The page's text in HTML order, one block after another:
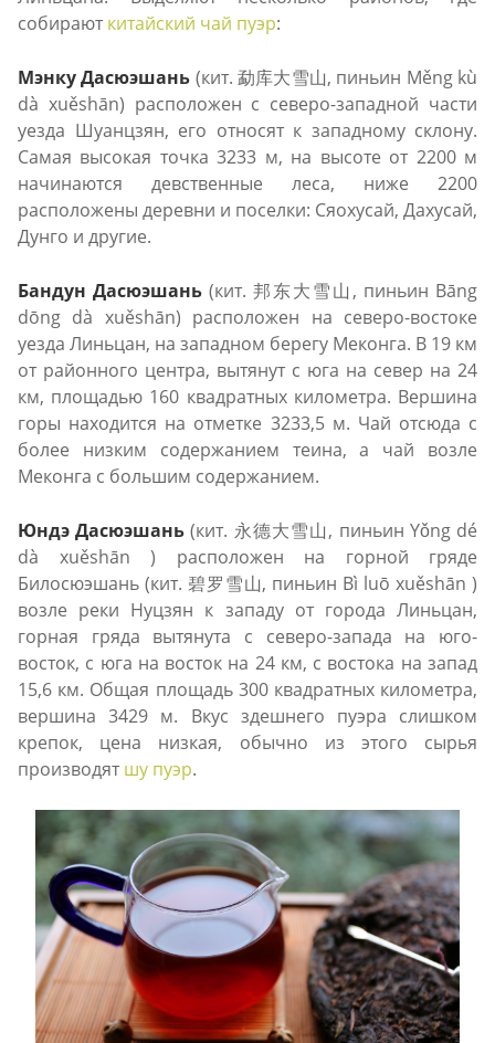
собираюткитайский чай пуэр:
Мэнку Дасюэшань (кит. 勐库大雪山, пиньин Měng kù
dà xuěshān) расположен с северо-западной части
уезда Шуанцзян, его относят к западному склону.
Самая высокая точка 3233 м, на высоте от 2200 м
начинаются девственные леса, ниже 2200
расположены деревни и поселки: Сяохусай, Дахусай,
Дунго и другие.
Бандун Дасюэшань (кит. 邦东大雪山, пиньин Bāng
dōng dà xuěshān) расположен на северо-востоке
уезда Линьцан, на западном берегу Меконга. В 19 км
от районного центра, вытянут с юга на север на 24
км, площадью 160 квадратных километра. Вершина
горы находится на отметке 3233,5 м. Чай отсюда с
более низким содержанием теина, а чай возле
Меконга с большим содержанием.
Юндэ Дасюэшань (кит. 永德大雪山, пиньин Yǒng dé
dà xuěshān ) расположен на горной гряде
Билосюэшань (кит. 碧罗雪山, пиньин Bì luō xuěshān )
возле реки Нуцзян к западу от города Линьцан,
горная гряда вытянута с северо-запада на юго-
восток, с юга на восток на 24 км, с востока на запад
15,6 км. Общая площадь 300 квадратных километра,
вершина 3429 м. Вкус здешнего пуэра слишком
крепок, цена низкая, обычно из этого сырья
производятшу пуэр.